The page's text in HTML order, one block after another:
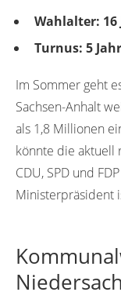
Wahlalter: 16
Turnus: 5
Im Sommer geht
Sachsen-Anhalt
als 1,8 Millionen
könnte die aktuell
CDU, SPD und
Ministerpräsident